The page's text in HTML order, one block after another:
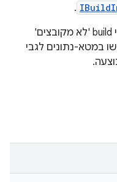
.
האפשרות הזו מיועדת לשימוש בסוגי build 'לא מקובצים'
במטא-נתונים לגבי